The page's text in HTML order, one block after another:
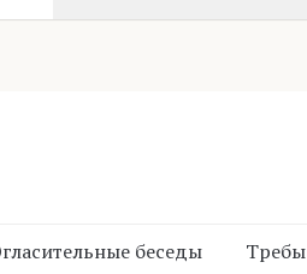
беседы Требы